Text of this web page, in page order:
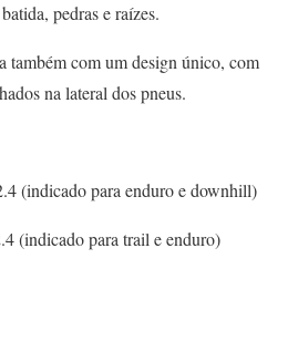
pedras e raízes.
também com um design único, com
na lateral dos pneus.
(indicado para enduro e downhill)
(indicado para trail e enduro)